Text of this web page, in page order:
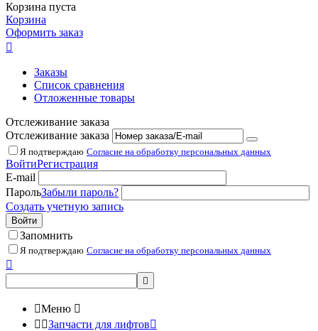
Корзина пуста
Корзина
Оформить заказ

Заказы
Список сравнения
Отложенные товары
Отслеживание заказа
Отслеживание заказа
Я подтверждаю Согласие на обработку персональных данных
ВойтиРегистрация
E-mail
ПарольЗабыли пароль?
Создать учетную запись
Войти
Запомнить
Я подтверждаю Согласие на обработку персональных данных


Меню 
 Запчасти для лифтов